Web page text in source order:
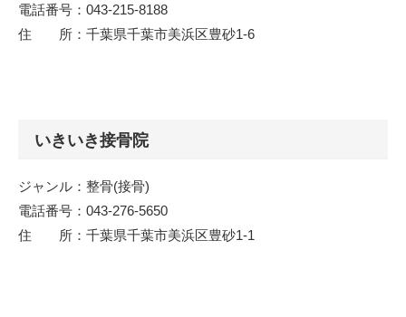
電話番号：043-215-8188
住 所：千葉県千葉市美浜区豊砂1-6
いきいき接骨院
ジャンル：整骨(接骨)
電話番号：043-276-5650
住 所：千葉県千葉市美浜区豊砂1-1